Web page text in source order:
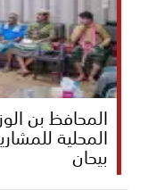
المحافظ بن
المحلية
بيحان